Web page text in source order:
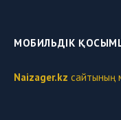
МОБИЛЬДІК
Naizager.kz сайтының